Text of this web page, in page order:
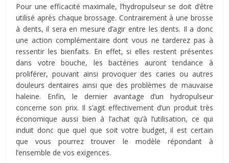
Pour une efficacité maximale, l’hydropulseur se doit d’être
utilisé après chaque brossage. Contrairement à une brosse
à dents, il sera en mesure d’agir entre les dents. Il a donc
une action complémentaire dont vous ne tarderez pas à
ressentir les bienfaits. En effet, si elles restent présentes
dans votre bouche, les bactéries auront tendance à
proliférer, pouvant ainsi provoquer des caries ou autres
douleurs dentaires ainsi que des problèmes de mauvaise
haleine. Enfin, le dernier avantage d’un hydropulseur
concerne son prix. Il s’agit effectivement d’un produit très
économique aussi bien à l’achat qu’à l’utilisation, ce qui
induit donc que quel que soit votre budget, il est certain
que vous pourrez trouver le modèle répondant à
l’ensemble de vos exigences.